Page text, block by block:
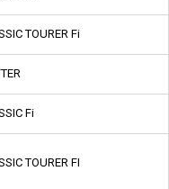
TOURER Fi
Fi
TOURER FI